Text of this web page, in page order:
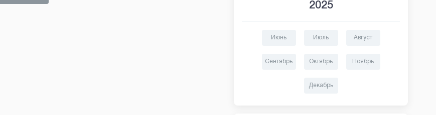
2025
Июнь Июль Август
Сентябрь Октябрь Ноябрь
Декабрь